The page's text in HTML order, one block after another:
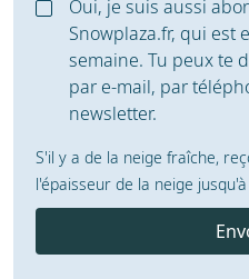
Oui, je suis aussi
Snowplaza.fr, qui est
semaine. Tu peux te
par e-mail, par
newsletter.
S'il y a de la neige fraîche,
l'épaisseur de la neige